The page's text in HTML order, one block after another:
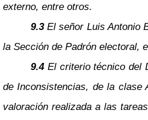
externo, entre otros.
9.3El señor Luis Antonio
la Sección de Padrón electoral,
9.4 El criterio técnico del
de Inconsistencias, de la clase
valoración realizada a las